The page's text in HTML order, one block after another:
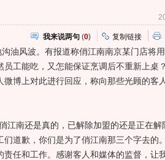
我来说两句 (0) 复制链接
风波。有报道称俏江南南京某门店将
工能吃，又怎能保证烹调后不重新上桌
博上对此进行回应，称向那些光顾的客
南还是真的，已解除加盟的还是正在解
道歉，你们是为了俏江南那三个字去的
任和工作。感谢客人和媒体的监督，让